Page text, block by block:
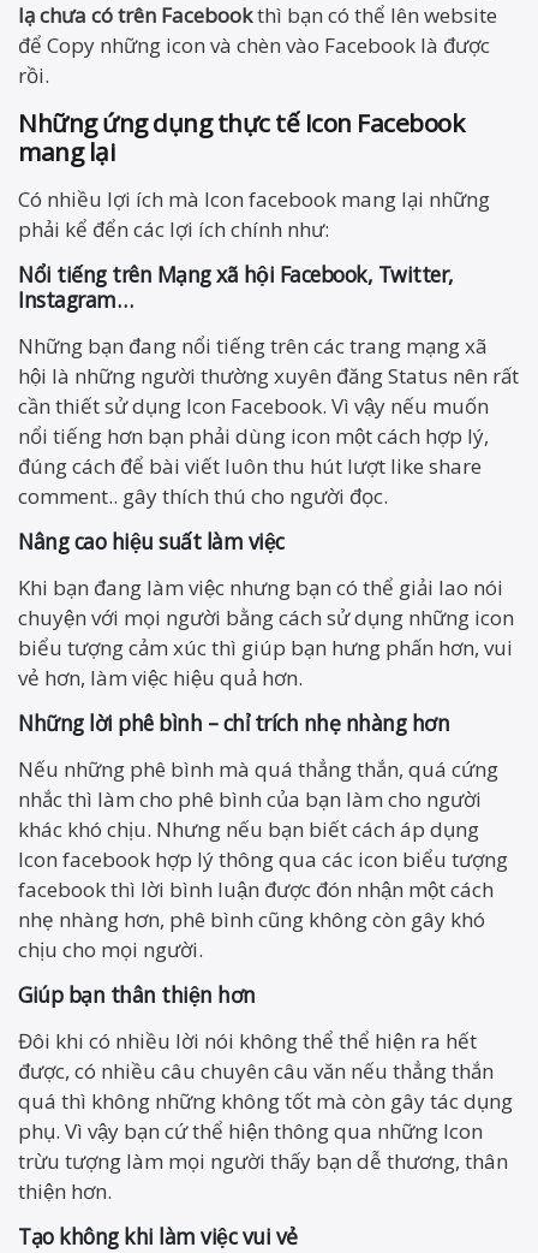
lạ chưa có trên Facebookthì bạn có thể lên website
để Copy những icon và chèn vào Facebook là được
rồi.
Những ứng dụng thực tế Icon Facebook
mang lại
Có nhiều lợi ích mà Icon facebook mang lại những
phải kể đển các lợi ích chính như:
Nổi tiếng trên Mạng xã hội Facebook, Twitter,
Instagram…
Những bạn đang nổi tiếng trên các trang mạng xã
hội là những người thường xuyên đăng Status nên rất
cần thiết sử dụng Icon Facebook. Vì vậy nếu muốn
nổi tiếng hơn bạn phải dùng icon một cách hợp lý,
đúng cách để bài viết luôn thu hút lượt like share
comment.. gây thích thú cho người đọc.
Nâng cao hiệu suất làm việc
Khi bạn đang làm việc nhưng bạn có thể giải lao nói
chuyện với mọi người bằng cách sử dụng những icon
biểu tượng cảm xúc thì giúp bạn hưng phấn hơn, vui
vẻ hơn, làm việc hiệu quả hơn.
Những lời phê bình – chỉ trích nhẹ nhàng hơn
Nếu những phê bình mà quá thẳng thắn, quá cứng
nhắc thì làm cho phê bình của bạn làm cho người
khác khó chịu. Nhưng nếu bạn biết cách áp dụng
Icon facebook hợp lý thông qua các icon biểu tượng
facebook thì lời bình luận được đón nhận một cách
nhẹ nhàng hơn, phê bình cũng không còn gây khó
chịu cho mọi người.
Giúp bạn thân thiện hơn
Đôi khi có nhiều lời nói không thể thể hiện ra hết
được, có nhiều câu chuyên câu văn nếu thẳng thắn
quá thì không những không tốt mà còn gây tác dụng
phụ. Vì vậy bạn cứ thể hiện thông qua những Icon
trừu tượng làm mọi người thấy bạn dễ thương, thân
thiện hơn.
Tạo không khi làm việc vui vẻ